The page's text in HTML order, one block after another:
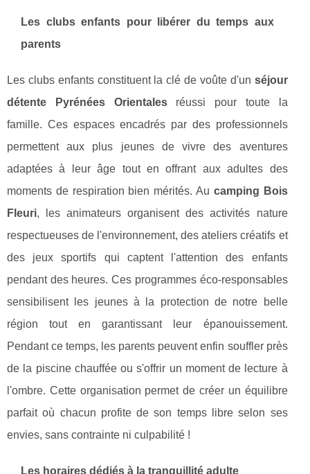
Les clubs enfants pour libérer du temps aux
parents
Les clubs enfants constituent la clé de voûte d'un séjour
détente Pyrénées Orientalesréussi pour toute la
famille. Ces espaces encadrés par des professionnels
permettent aux plus jeunes de vivre des aventures
adaptées à leur âge tout en offrant aux adultes des
moments de respiration bien mérités. Au camping Bois
Fleuri, les animateurs organisent des activités nature
respectueuses de l'environnement, des ateliers créatifs et
des jeux sportifs qui captent l'attention des enfants
pendant des heures. Ces programmes éco-responsables
sensibilisent les jeunes à la protection de notre belle
région tout en garantissant leur épanouissement.
Pendant ce temps, les parents peuvent enfin souffler près
de la piscine chauffée ou s'offrir un moment de lecture à
l'ombre. Cette organisation permet de créer un équilibre
parfait où chacun profite de son temps libre selon ses
envies, sans contrainte ni culpabilité !
Les horaires dédiés à la tranquillité adulte